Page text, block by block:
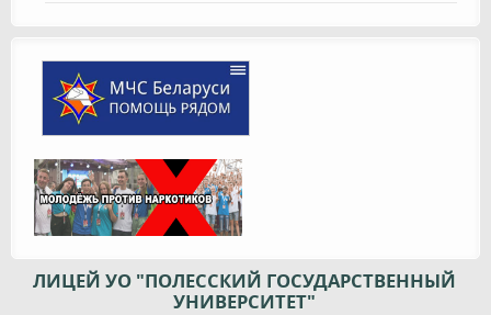
ЛИЦЕЙ УО "ПОЛЕССКИЙ ГОСУДАРСТВЕННЫЙ
УНИВЕРСИТЕТ"